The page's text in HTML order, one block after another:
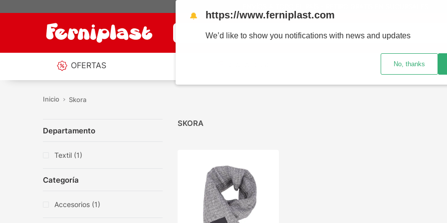
¿Qué estás buscando?
OFERTAS SUCURSALES
Skora
Categoría
Accesorios (1)
Departamento
Textil (1)
SKORA
🔔 https://www.ferniplast.com
We’d like to show you notifications with news and updates
No, thanks